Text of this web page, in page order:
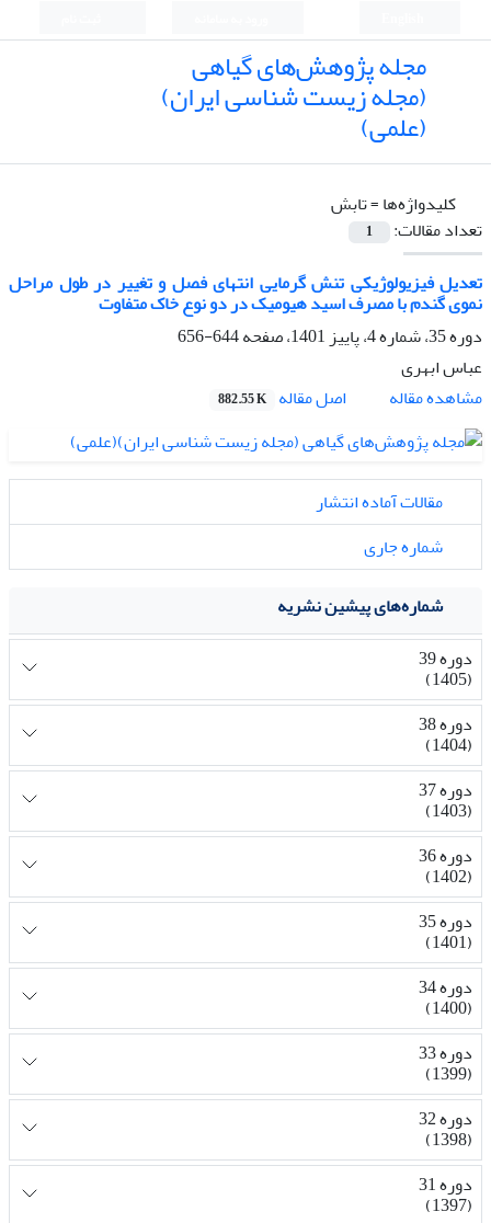
مجله پژوهش‌های گیاهی
(مجله زیست شناسی ایران)
(علمی)
کلیدواژه‌ها =تابش
تعداد مقالات:
1
تعدیل فیزیولوژیکی تنش گرمایی انتهای فصل و تغییر در طول مراحل
نموی گندم با مصرف اسید هیومیک در دو نوع خاک متفاوت
دوره 35، شماره 4، پاییز 1401، صفحه
644-656
عباس ابهری
مشاهده مقاله
اصل مقاله 882.55 K
مقالات آماده انتشار
شماره جاری
شماره‌های پیشین نشریه
دوره 39
(1405)
دوره 38
(1404)
دوره 37
(1403)
دوره 36
(1402)
دوره 35
(1401)
دوره 34
(1400)
دوره 33
(1399)
دوره 32
(1398)
دوره 31
(1397)